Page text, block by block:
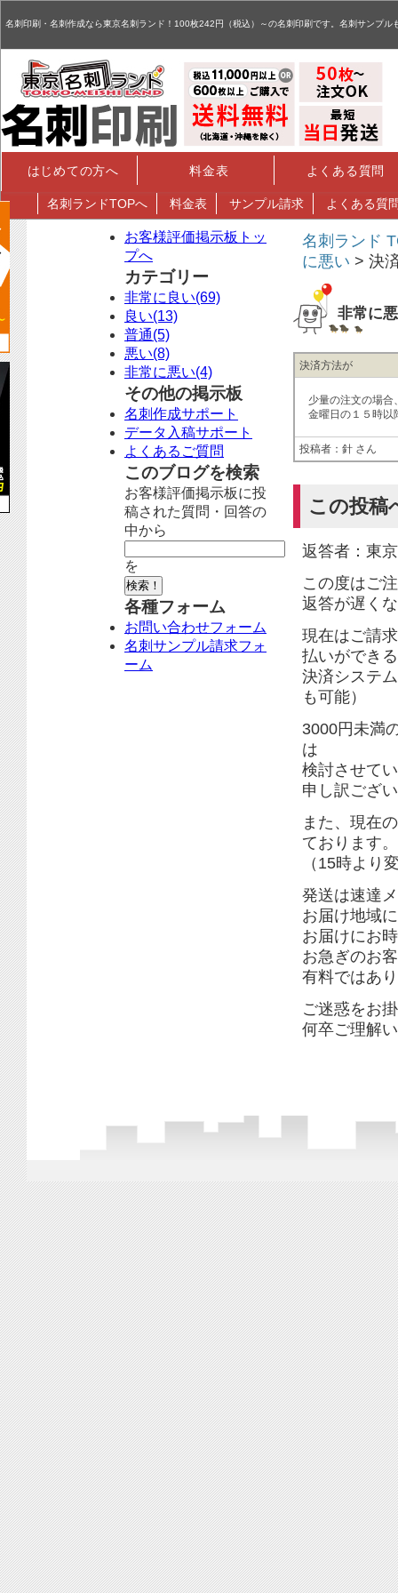
名刺印刷・名刺作成なら東京名刺ランド！100枚242円（税込）～の名刺印刷です。名刺サンプル
はじめての方へ 料金表 よくある質問
名刺 ランドTOPへ 料金表 サンプル請求 よくある質
名刺ランド
に悪い > 決
非常に
決済方法が
投稿者：針 さん
少量の注文の場合
金曜日の１５時以
この投稿
返答者：東
この度はご
返答が遅く
現在はご請
払いができる
決済システ
も可能）
3000円未満
は
検討させて
申し訳ござ
また、現在
ております。
（15時より
発送は速達
お届け地域
お届けにお
お急ぎのお
有料ではあ
ご迷惑をお
何卒ご理解
お客様評価掲示板トッ
プへ
カテゴリー
非常に良い(69)
良い(13)
普通(5)
悪い(8)
非常に悪い(4)
その他の掲示板
名刺作成サポート
データ入稿サポート
よくあるご質問
このブログを検索
お客様評価掲示板に投
稿された質問・回答の
中から
を
各種フォーム
お問い合わせフォーム
名刺サンプル請求フォ
ーム